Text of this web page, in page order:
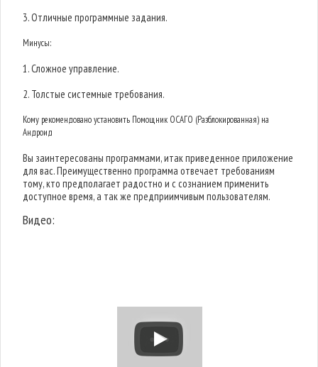
3. Отличные программные задания.
Минусы:
1. Сложное управление.
2. Толстые системные требования.
Кому рекомендовано установить Помощник ОСАГО (Разблокированная) на
Андроид
Вы заинтересованы программами, итак приведенное приложение
для вас. Преимущественно программа отвечает требованиям
тому, кто предполагает радостно и с сознанием применить
доступное время, а так же предприимчивым пользователям.
Видео: